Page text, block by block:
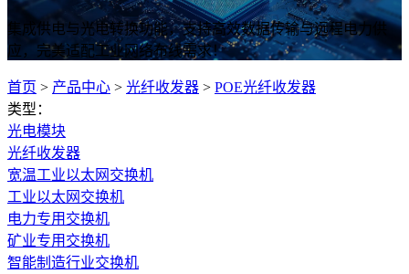
集成供电与光电转换功能，支持高效数据传输与远程电力供
应，完美适配工业网络布线需求！
首页 > 产品中心 > 光纤收发器 > POE光纤收发器
类型：
光电模块
光纤收发器
宽温工业以太网交换机
工业以太网交换机
电力专用交换机
矿业专用交换机
智能制造行业交换机